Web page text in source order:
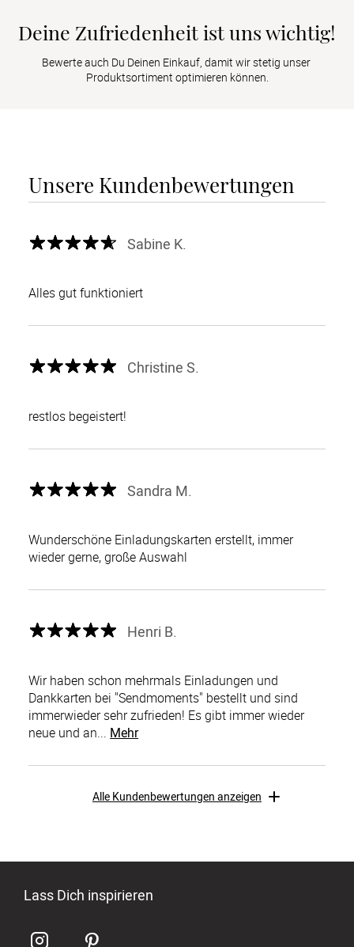
Deine Zufriedenheit ist uns wichtig!
Bewerte auch Du Deinen Einkauf, damit wir stetig unser
Produktsortiment optimieren können.
Unsere Kundenbewertungen
Sabine K.
Alles gut funktioniert
Christine S.
restlos begeistert!
Sandra M.
Wunderschöne Einladungskarten erstellt, immer
wieder gerne, große Auswahl
Henri B.
Wir haben schon mehrmals Einladungen und
Dankkarten bei "Sendmoments" bestellt und sind
immerwieder sehr zufrieden! Es gibt immer wieder
neue und an... Mehr
Alle Kundenbewertungen anzeigen
Lass Dich inspirieren